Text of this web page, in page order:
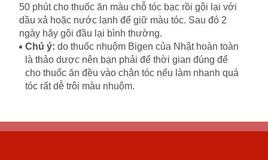
50 phút cho thuốc ăn màu chỗ tóc bạc rồi gội lại với
dầu xả hoặc nước lạnh để giữ màu tóc. Sau đó 2
ngày hãy gội đầu lại bình thường.
Chú ý: do thuốc nhuộm Bigen của Nhật hoàn toàn
là thảo dược nên bạn phải để thời gian đúng để
cho thuốc ăn đều vào chân tóc nếu làm nhanh quá
tóc rất dễ trôi màu nhuộm.